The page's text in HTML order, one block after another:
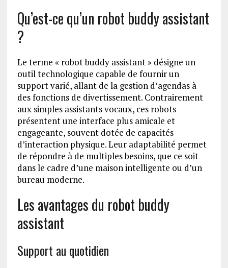
Qu’est-ce qu’un robot buddy assistant
?
Le terme « robot buddy assistant » désigne un
outil technologique capable de fournir un
support varié, allant de la gestion d’agendas à
des fonctions de divertissement. Contrairement
aux simples assistants vocaux, ces robots
présentent une interface plus amicale et
engageante, souvent dotée de capacités
d’interaction physique. Leur adaptabilité permet
de répondre à de multiples besoins, que ce soit
dans le cadre d’une maison intelligente ou d’un
bureau moderne.
Les avantages du robot buddy
assistant
Support au quotidien